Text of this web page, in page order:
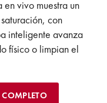
en vivo muestra un
con
inteligente avanza
físico o limpian el